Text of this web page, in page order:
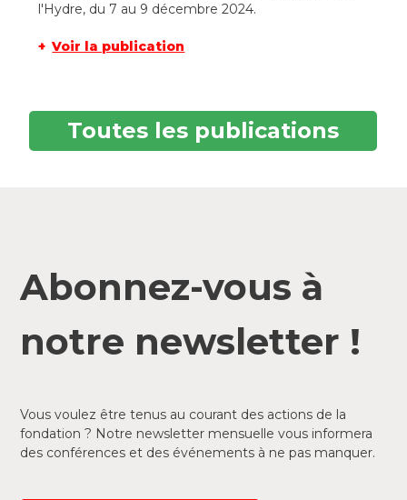
l'Hydre, du 7 au 9 décembre 2024.
Voir la publication
Toutes les publications
Abonnez-vous à
notre newsletter !
Vous voulez être tenus au courant des actions de la
fondation ? Notre newsletter mensuelle vous informera
des conférences et des événements à ne pas manquer.